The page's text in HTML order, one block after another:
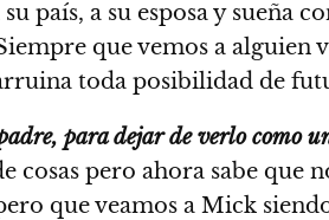
país, a su esposa y sueña
que vemos a
toda posibilidad de
para dejar de verlo como
cosas pero ahora sabe
que veamos a Mick